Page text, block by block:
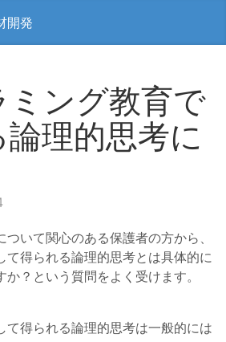
開発
ミング教育で
理的思考に
いて関心のある保護者の方から、
て得られる論理的思考とは具体的に
？という質問をよく受けます。
て得られる論理的思考は一般的には